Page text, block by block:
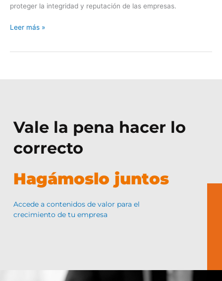
proteger la integridad y reputación de las empresas.
Leer más »
Vale la pena hacer lo
correcto
Hagámoslo juntos
Accede a contenidos de valor para el
crecimiento de tu empresa